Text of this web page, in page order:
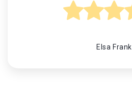
Elsa Frank